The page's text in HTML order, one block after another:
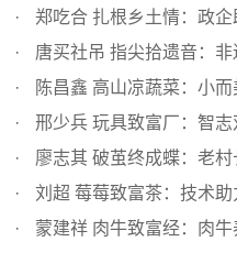
郑吃合 扎根乡土情：政
唐买社吊 指尖拾遗音：
陈昌鑫 高山凉蔬菜：小
邢少兵 玩具致富厂：智
廖志其 破茧终成蝶：老
刘超 莓莓致富茶：技术
蒙建祥 肉牛致富经：肉